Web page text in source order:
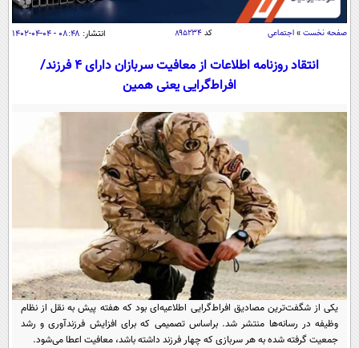
اقتصاد
اقتصادی
خودرو
جامعه
اجتماعی
حوادث
سلامت
یک برش دانایی
محیط زیست
سفر و تفریح
ورزشی
بین الملل
سیاست خارجی
فرهنگ و هنر
علم و دانش
فناوری و It
علمی
اخبار کریپتو
قرآن
گوناگون
سرگرمی
باشگاه مغز
مجله تصویری سلاح
فیلم
اقتصاد
ورزش
سیاست
عصر ایران 2
خواندنی ها و دیدنی ها
داستان کوتاه
آموزش زبان
صفحه نخست » اجتماعی کد ۸۹۵۲۳۴ انتشار: ۰۸:۴۸ - ۰۴-۰۴-۱۴۰۲
انتقاد روزنامه اطلاعات از معافیت سربازان دارای 4 فرزند/
افراط‌گرایی یعنی همین
یکی از شگفت‌ترین مصادیق افراط‌گرایی اطلاعیه‌ای بود که هفته پیش به نقل از نظام
وظیفه در رسانه‌ها منتشر شد. براساس تصمیمی که برای افزایش فرزندآوری و رشد
جمعیت گرفته شده به هر سربازی که چهار فرزند داشته باشد، معافیت اعطا می‌شود.